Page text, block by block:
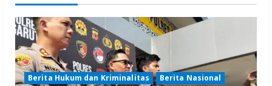
Berita Hukum dan Kriminalitas
Berita Nasional